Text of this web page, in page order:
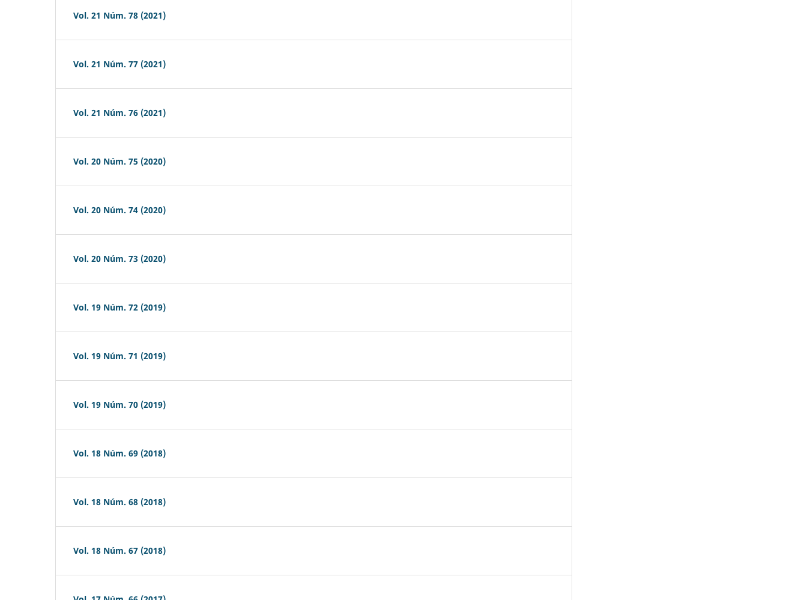
Vol. 21 Núm. 78 (2021)
Vol. 21 Núm. 77 (2021)
Vol. 21 Núm. 76 (2021)
Vol. 20 Núm. 75 (2020)
Vol. 20 Núm. 74 (2020)
Vol. 20 Núm. 73 (2020)
Vol. 19 Núm. 72 (2019)
Vol. 19 Núm. 71 (2019)
Vol. 19 Núm. 70 (2019)
Vol. 18 Núm. 69 (2018)
Vol. 18 Núm. 68 (2018)
Vol. 18 Núm. 67 (2018)